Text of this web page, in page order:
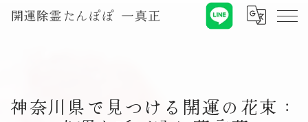
神奈川県で見つける開運の花束：